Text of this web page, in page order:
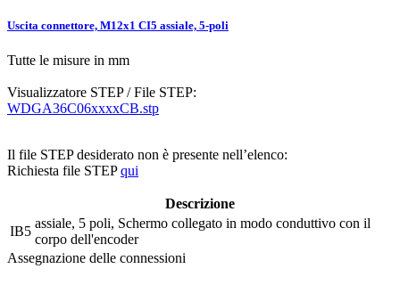
Uscita connettore, M12x1 CI5 assiale, 5-poli
Tutte le misure in mm
Visualizzatore STEP / File STEP:
WDGA36C06xxxxCB.stp
Il file STEP desiderato non è presente nell’elenco:
Richiesta file STEPqui
Descrizione
IB5
assiale, 5 poli, Schermo collegato in modo conduttivo con il
corpo dell'encoder
Assegnazione delle connessioni